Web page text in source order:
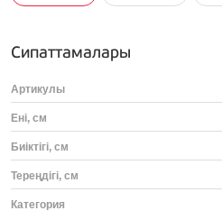
Сипаттамалары
Артикулы
Ені, см
Биіктігі, см
Тереңдігі, см
Категория